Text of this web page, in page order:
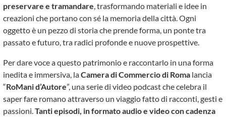
preservare e tramandare , trasformando materiali e idee in
creazioni che portano con sé la memoria della città. Ogni
oggetto è un pezzo di storia che prende forma, un ponte tra
passato e futuro, tra radici profonde e nuove prospettive.
Per dare voce a questo patrimonio e raccontarlo in una forma
inedita e immersiva, laCamera di Commercio di Roma lancia
“RoMani d’Autore”, una serie di video podcast che celebra il
saper fare romano attraverso un viaggio fatto di racconti, gesti e
passioni. Tanti episodi, in formato audio e video con cadenza